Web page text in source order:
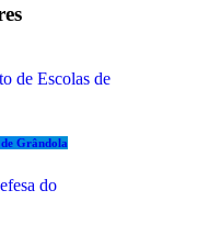
Grândola